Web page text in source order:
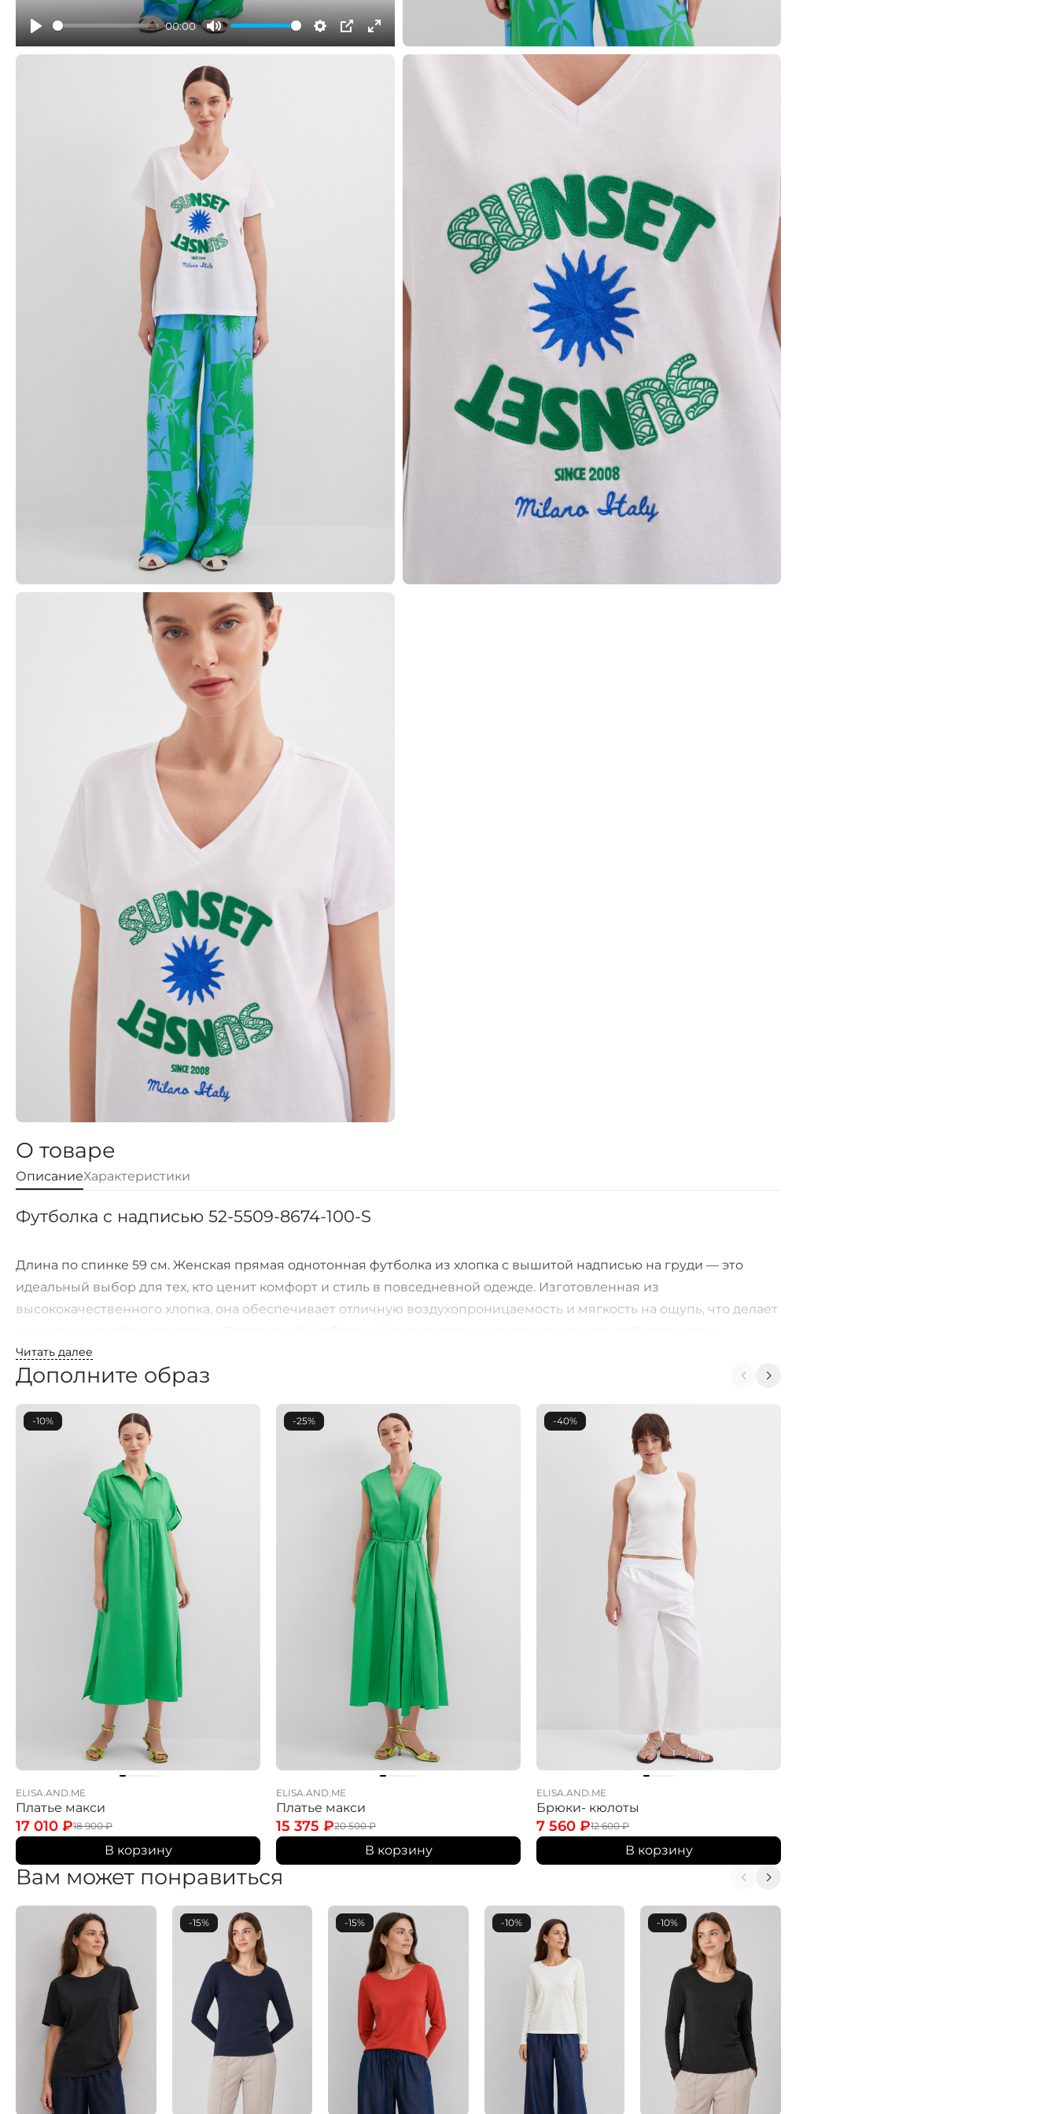
Play
00:00
Mute Settings
PIP Enter
О товаре
ОписаниеХарактеристики
Футболка с надписью 52-5509-8674-100-S
Длина по спинке 59 см. Женская прямая однотонная футболка из хлопка с вышитой надписью на груди — это
идеальный выбор для тех, кто ценит комфорт и стиль в повседневной одежде. Изготовленная из
высококачественного хлопка, она обеспечивает отличную воздухопроницаемость и мягкость на ощупь, что делает
женственности, а короткие рукава обеспечивают свободу движений и легкость. Уникальная вышитая надпись на
груди придает футболке оригинальность и индивидуальность, позволяя вам выделиться из толпы. Эта модель
цвет легко впишется в любой гардероб. Выбирая эту футболку, вы выбираете качество, стиль и комфорт в каждой
Читать далее
Дополните образ
-10%
ELISA.AND.ME
Платье макси
18 900₽
17 010 ₽
В корзину
-25%
ELISA.AND.ME
Платье макси
20 500₽
15 375 ₽
В корзину
-40%
ELISA.AND.ME
Брюки- кюлоты
12 600₽
7 560 ₽
В корзину
Вам может понравиться
-15% -15% -10% -10%